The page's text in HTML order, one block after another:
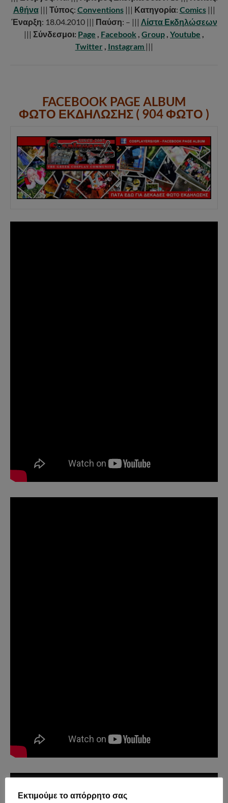
Αθήνα||| Τύπος: Conventions||| Κατηγορία: Comics|||
Έναρξη: 18.04.2010 ||| Παύση: – ||| Λίστα Εκδηλώσεων
||| Σύνδεσμοι: Page Facebook Group Youtube
Twitter
Instagram |||
FACEBOOK PAGE ALBUM
ΦΩΤΟ ΕΚΔΗΛΩΣΗΣ ( 904 ΦΩΤΟ )
Εκτιμούμε το απόρρητο σας